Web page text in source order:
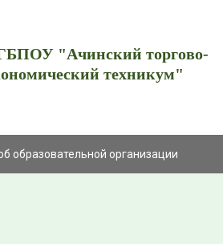
"Ачинский торгово-
техникум"
образовательной организации